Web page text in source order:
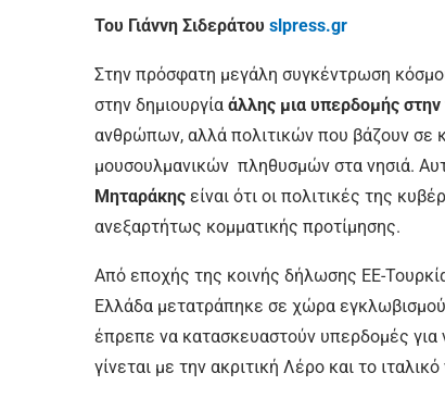
Του Γιάννη Σιδεράτου slpress.gr
Στην πρόσφατη μεγάλη συγκέντρωση
στην δημιουργία άλλης μια υπερδομής
ανθρώπων, αλλά πολιτικών που βάζουν σε
μουσουλμανικών πληθυσμών στα νησιά.
Μηταράκης είναι ότι οι πολιτικές της
ανεξαρτήτως κομματικής προτίμησης.
Από εποχής της κοινής δήλωσης ΕΕ-
Ελλάδα μετατράπηκε σε χώρα εγκλωβισμού
έπρεπε να κατασκευαστούν υπερδομές για
γίνεται με την ακριτική Λέρο και το